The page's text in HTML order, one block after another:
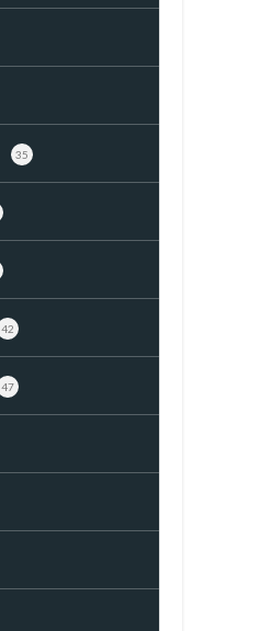
35
42
47